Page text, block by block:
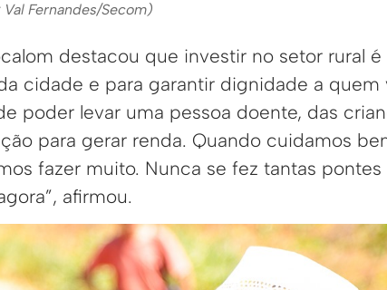
Fernandes/Secom)
destacou que investir no setor rural
cidade e para garantir dignidade a quem
poder levar uma pessoa doente, das
para gerar renda. Quando cuidamos
fazer muito. Nunca se fez tantas
afirmou.